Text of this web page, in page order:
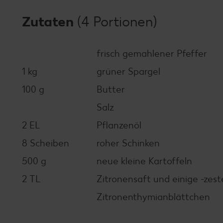
Zutaten (4 Portionen)
frisch gemahlener Pfeffer
1 kg
grüner Spargel
100 g
Butter
Salz
2 EL
Pflanzenöl
8 Scheiben
roher Schinken
500 g
neue kleine Kartoffeln
2 TL
Zitronensaft und einige -
Zitronenthymianblättchen